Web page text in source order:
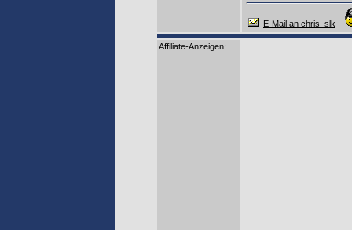
E-Mail an chris_slk
Affiliate-Anzeigen: